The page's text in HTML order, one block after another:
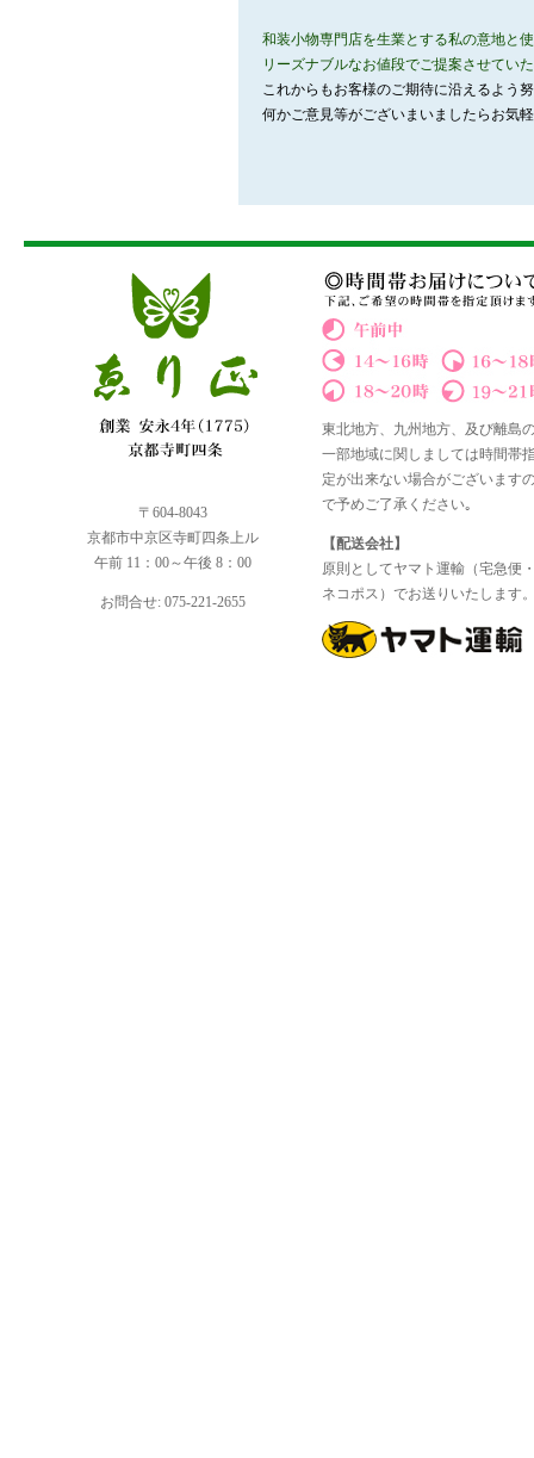
和装小物専門店を生業とする私の意地と
リーズナブルなお値段でご提案させてい
これからもお客様のご期待に沿えるよう
何かご意見等がございまいましたらお気
〒604-8043
京都市中京区寺町四条上ル
午前 11：00～午後 8：00
お問合せ: 075-221-2655
東北地方、九州地方、及び離島
一部地域に関しましては時間帯
定が出来ない場合がございます
で予めご了承ください｡
【配送会社】
原則としてヤマト運輸（宅急便
ネコポス）でお送りいたします